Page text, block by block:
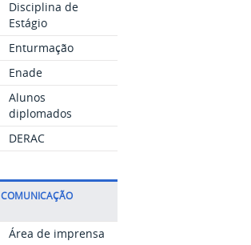
Disciplina de
Estágio
Enturmação
Enade
Alunos
diplomados
DERAC
COMUNICAÇÃO
Área de imprensa